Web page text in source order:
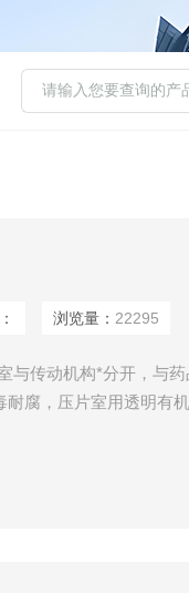
浏览量： 22295
与传动机构*分开，与
腐，压片室用透明有